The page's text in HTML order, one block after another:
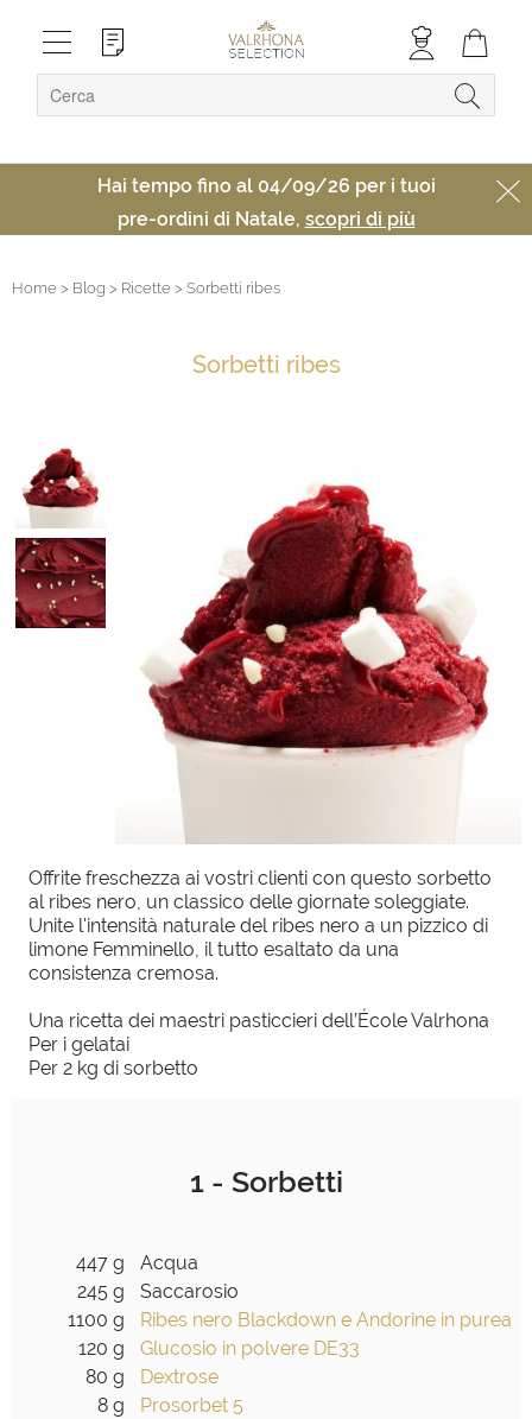
Hai tempo fino al 04/09/26 per i tuoi
pre-ordini di Natale, scopri di più
Home > Blog > Ricette > Sorbetti ribes
Sorbetti ribes
Offrite freschezza ai vostri clienti con questo sorbetto
al ribes nero, un classico delle giornate soleggiate.
Unite l'intensità naturale del ribes nero a un pizzico di
limone Femminello, il tutto esaltato da una
consistenza cremosa.
Una ricetta dei maestri pasticcieri dell’École Valrhona
Per i gelatai
Per 2 kg di sorbetto
1 - Sorbetti
447 g
Acqua
245 g
Saccarosio
1100 g
Ribes nero Blackdown e Andorine in purea
120 g
Glucosio in polvere DE33
80 g
Dextrose
8 g
Prosorbet 5